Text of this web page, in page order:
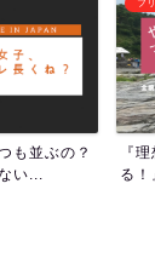
に生き
ィー...
潜
つ